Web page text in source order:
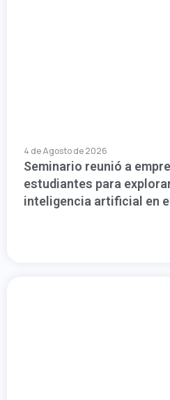
4 de Agosto de 2026
Seminario reunió a
estudiantes para
inteligencia artificial en